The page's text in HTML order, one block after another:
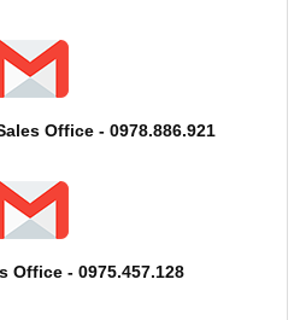
Office - 0978.886.921
Office - 0975.457.128